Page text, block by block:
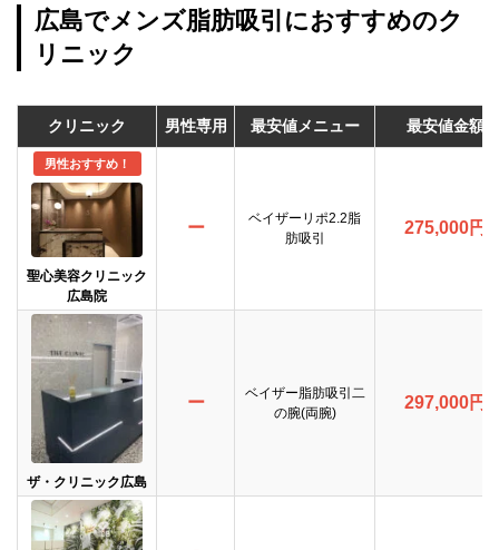
広島でメンズ脂肪吸引におすすめのク
リニック
クリニック 男性専用 最安値メニュー 最安値金額
男性おすすめ！
聖心美容クリニック
広島院
ー
ベイザーリポ2.2脂
肪吸引
275,000円
ザ・クリニック広島
ー
ベイザー脂肪吸引二
の腕(両腕)
297,000円